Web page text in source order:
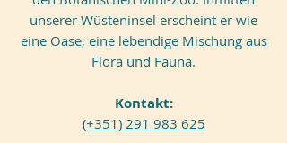
unserer Wüsteninsel erscheint er wie
eine Oase, eine lebendige Mischung aus
Flora und Fauna.
Kontakt:
(+351) 291 983 625